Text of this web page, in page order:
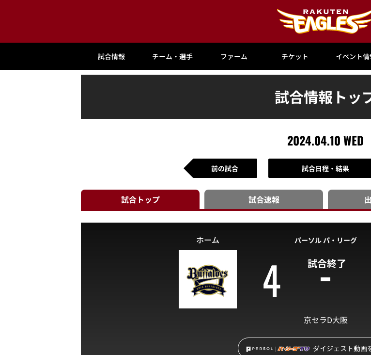
試合情報 チーム・選手 ファーム チケット イベント情
試合情報トッ
2024.04.10 WED
前の試合 試合日程・結果
試合トップ 試合速報
パーソル パ・リーグ
試合終了
ホーム
4
京セラD大阪
ダイジェスト動画